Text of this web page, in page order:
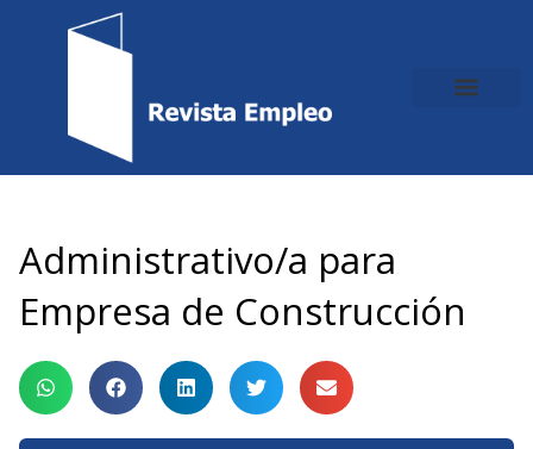
Administrativo/a para
Empresa de Construcción